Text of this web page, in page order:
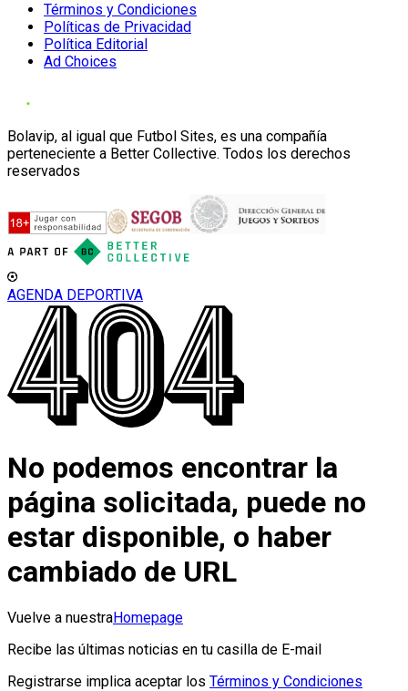
Términos y Condiciones
Políticas de Privacidad
Política Editorial
Ad Choices
Bolavip, al igual que Futbol Sites, es una compañía
perteneciente a Better Collective. Todos los derechos
reservados
AGENDA DEPORTIVA
No podemos encontrar la
página solicitada, puede no
estar disponible, o haber
cambiado de URL
Vuelve a nuestraHomepage
Recibe las últimas noticias en tu casilla de E-mail
Registrarse implica aceptar los Términos y Condiciones